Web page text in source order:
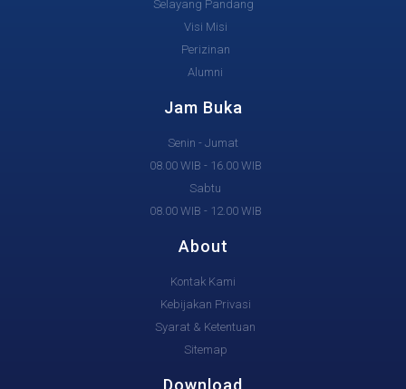
Selayang Pandang
Visi Misi
Perizinan
Alumni
Jam Buka
Senin - Jumat
08.00 WIB - 16.00 WIB
Sabtu
08.00 WIB - 12.00 WIB
About
Kontak Kami
Kebijakan Privasi
Syarat & Ketentuan
Sitemap